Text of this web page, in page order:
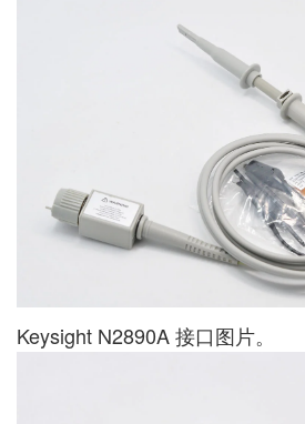
Keysight N2890A 接口图片。